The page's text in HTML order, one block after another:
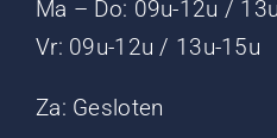
Ma – Do: 09u-12u /
Vr: 09u-12u / 13u-15u
Za: Gesloten